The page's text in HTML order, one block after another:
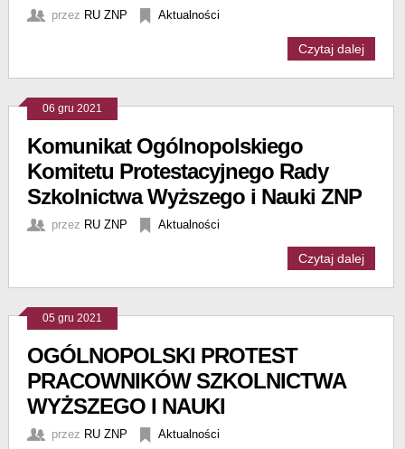
przez RU ZNP Aktualności
Czytaj dalej
06 gru 2021
Komunikat Ogólnopolskiego
Komitetu Protestacyjnego Rady
Szkolnictwa Wyższego i Nauki ZNP
przez RU ZNP Aktualności
Czytaj dalej
05 gru 2021
OGÓLNOPOLSKI PROTEST
PRACOWNIKÓW SZKOLNICTWA
WYŻSZEGO I NAUKI
przez RU ZNP Aktualności